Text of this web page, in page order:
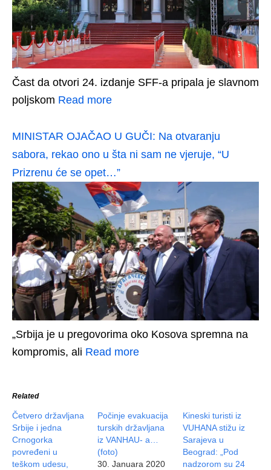
Čast da otvori 24. izdanje SFF-a pripala je slavnom
poljskom Read more
MINISTAR OJAČAO U GUČI: Na otvaranju
sabora, rekao ono u šta ni sam ne vjeruje, “U
Prizrenu će se opet…”
„Srbija je u pregovorima oko Kosova spremna na
kompromis, ali Read more
Related
Četvero državljana
Srbije i jedna
Crnogorka
povređeni u
teškom udesu,
Počinje evakuacija
turskih državljana
iz VANHAU- a…
(foto)
30. Januara 2020
Kineski turisti iz
VUHANA stižu iz
Sarajeva u
Beograd: „Pod
nadzorom su 24